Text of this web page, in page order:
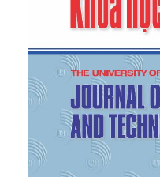
Control
, vol. 62,
10.1109 /
Raissi, D.
estimation for a
Transactions on
pp. 260-265,
[7]P. Ha and H.
simultaneous
systems”,